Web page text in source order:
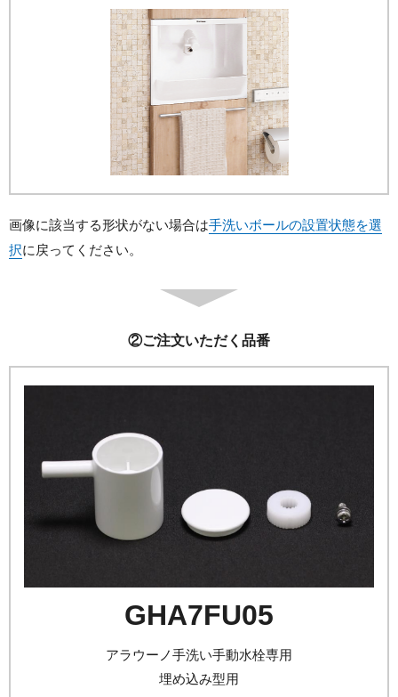
画像に該当する形状がない場合は手洗いボールの設置状態を選
択に戻ってください。
②ご注文いただく品番
GHA7FU05
アラウーノ手洗い手動水栓専用
埋め込み型用